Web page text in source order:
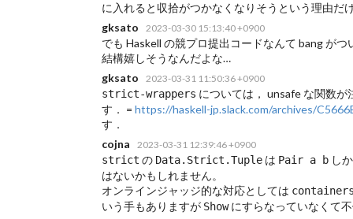
に入れると収拾がつかなくなりそうという理由だ
gksato
2023-03-30 15:13:40 +0900
でも Haskell の競プロ提出コードなんて bang が
結構嬉しそうなんだよな…
gksato
2023-03-31 11:50:36 +0900
strict-wrappers については， unsafe な関数
す． = https://haskell-jp.slack.com/archives/
す．
cojna
2023-03-31 12:39:46 +0900
strict の Data.Strict.Tupleは Pair a bし
はないかもしれません。
オンラインジャッジ的な対応としては
いう手もありますが Showにすらなっていなくて